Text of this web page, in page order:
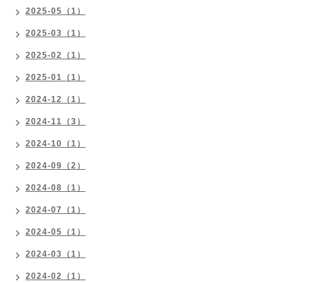
2025-05（1）
2025-03（1）
2025-02（1）
2025-01（1）
2024-12（1）
2024-11（3）
2024-10（1）
2024-09（2）
2024-08（1）
2024-07（1）
2024-05（1）
2024-03（1）
2024-02（1）